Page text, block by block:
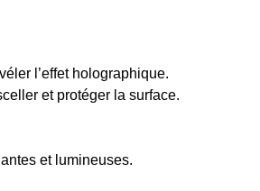
l’effet holographique.
et protéger la surface.
et lumineuses.